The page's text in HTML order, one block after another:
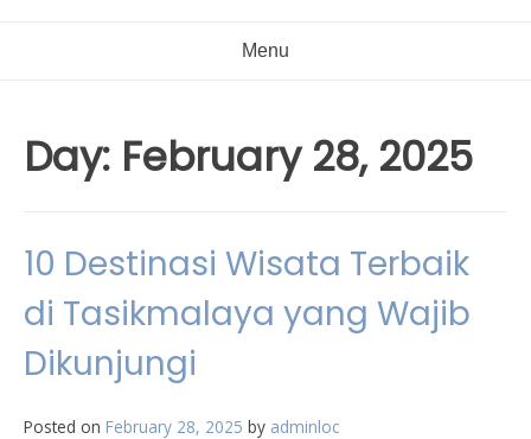
Menu
Day: February 28, 2025
10 Destinasi Wisata Terbaik
di Tasikmalaya yang Wajib
Dikunjungi
Posted on February 28, 2025 by adminloc